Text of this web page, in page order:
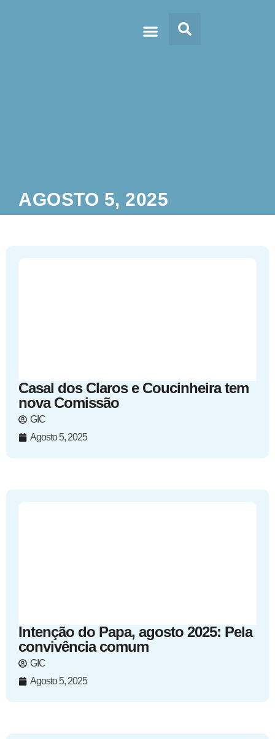
AGOSTO 5, 2025
Casal dos Claros e Coucinheira tem
nova Comissão
GIC
Agosto 5, 2025
Intenção do Papa, agosto 2025: Pela
convivência comum
GIC
Agosto 5, 2025